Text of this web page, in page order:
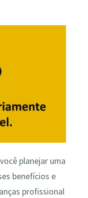
planejar uma
benefícios e
profissional